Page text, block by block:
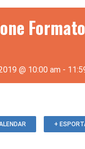
@ 10:00 am -
+